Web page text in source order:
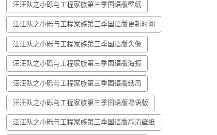
汪汪队之小砾与工程家族第三季国语版壁纸
汪汪队之小砾与工程家族第三季国语版更新时间
汪汪队之小砾与工程家族第三季国语版头像
汪汪队之小砾与工程家族第三季国语版海报
汪汪队之小砾与工程家族第三季国语版结局
汪汪队之小砾与工程家族第三季国语版粤语版
汪汪队之小砾与工程家族第三季国语版高清壁纸